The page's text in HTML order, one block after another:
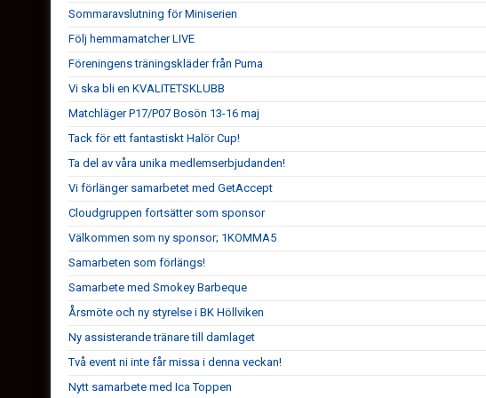
Sommaravslutning för Miniserien
Följ hemmamatcher LIVE
Föreningens träningskläder från Puma
Vi ska bli en KVALITETSKLUBB
Matchläger P17/P07 Bosön 13-16 maj
Tack för ett fantastiskt Halör Cup!
Ta del av våra unika medlemserbjudanden!
Vi förlänger samarbetet med GetAccept
Cloudgruppen fortsätter som sponsor
Välkommen som ny sponsor; 1KOMMA5
Samarbeten som förlängs!
Samarbete med Smokey Barbeque
Årsmöte och ny styrelse i BK Höllviken
Ny assisterande tränare till damlaget
Två event ni inte får missa i denna veckan!
Nytt samarbete med Ica Toppen